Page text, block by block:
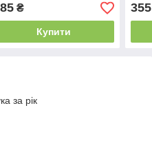
₴
Купити
355
за рік